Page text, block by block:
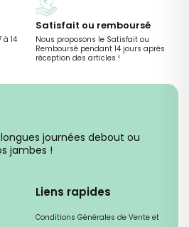
14
Satisfait ou remboursé
Nous proposons le Satisfait ou
Remboursé pendant 14 jours après
réception des articles !
journées debout ou
jambes !
Liens rapides
Conditions Générales de Vente et